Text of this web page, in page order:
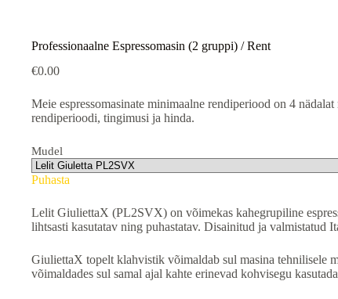
Professionaalne Espressomasin (2 gruppi) / Rent
€0.00
Meie espressomasinate minimaalne rendiperiood on 4
rendiperioodi, tingimusi ja hinda.
Mudel
Puhasta
Lelit GiuliettaX (PL2SVX) on võimekas kahegrupiline
lihtsasti kasutatav ning puhastatav. Disainitud ja valmistatud
GiuliettaX topelt klahvistik võimaldab sul masina tehnilisele
võimaldades sul samal ajal kahte erinevad kohvisegu